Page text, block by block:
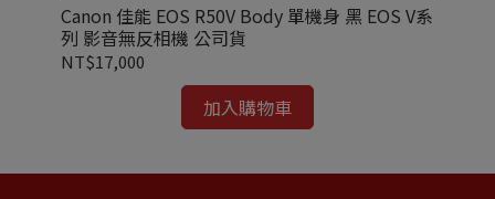
Canon 佳能 EOS R50V Body 單機身 黑 EOS V系
列 影音無反相機 公司貨
NT$17,000
加入購物車